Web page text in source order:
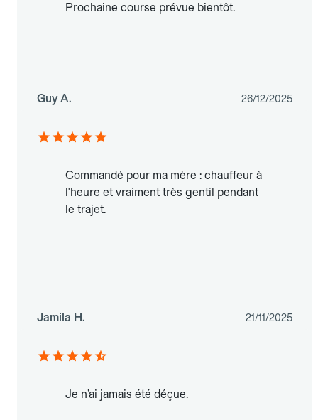
Prochaine course prévue bientôt.
Guy A. 26/12/2025
Commandé pour ma mère : chauffeur à
l'heure et vraiment très gentil pendant
le trajet.
Jamila H. 21/11/2025
Je n’ai jamais été déçue.